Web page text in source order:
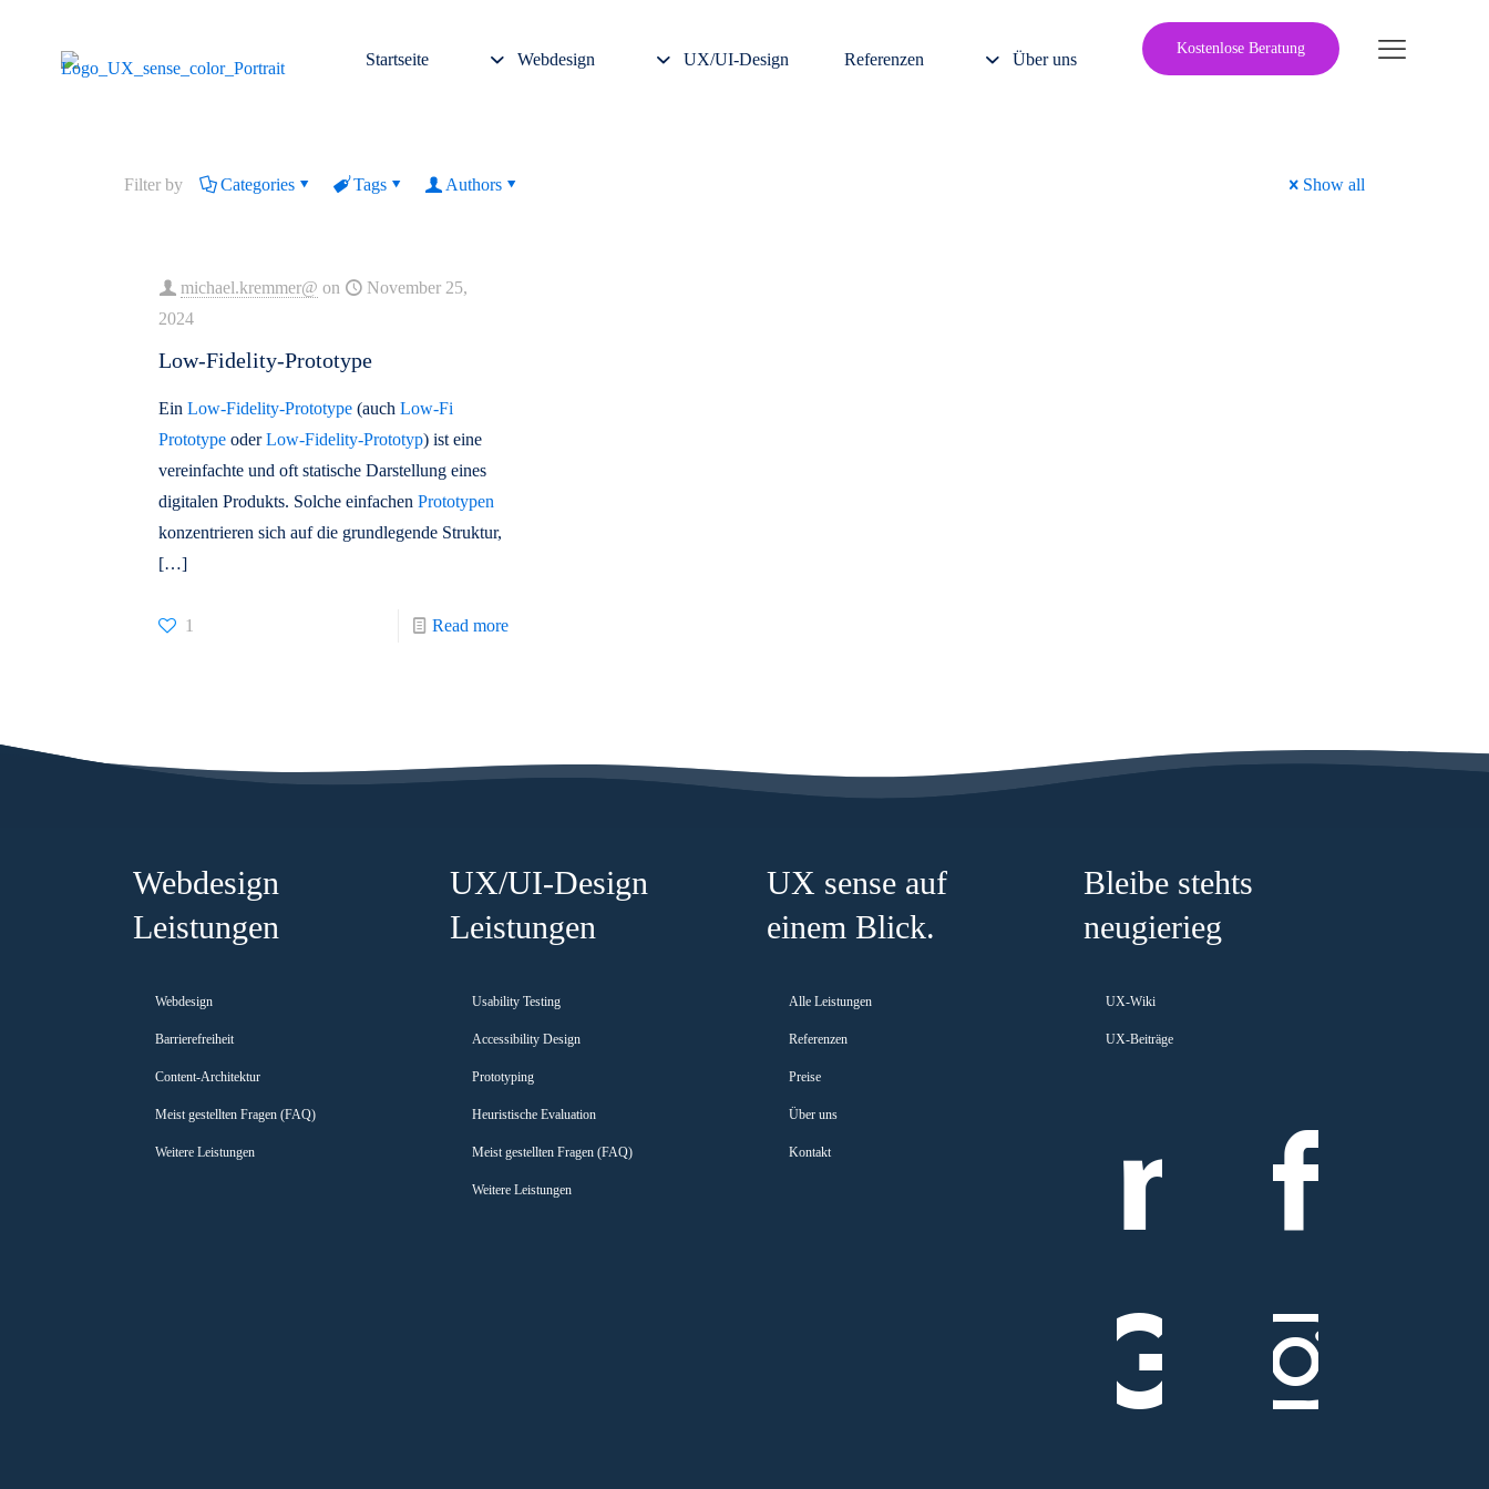
Startseite Webdesign UX/UI-Design Referenzen Über uns
Kostenlose Beratung
Filter by Categories Tags Authors Show all
michael.kremmer@ on
November 25,
2024
Low-Fidelity-Prototype
EinLow-Fidelity-Prototype (auchLow-Fi
Prototype oderLow-Fidelity-Prototyp) ist eine
vereinfachte und oft statische Darstellung eines
digitalen Produkts. Solche einfachenPrototypen
konzentrieren sich auf die grundlegende Struktur,
[…]
1 Read more-
Webdesign
Leistungen
Webdesign
Barrierefreiheit
Content-Architektur
Meist gestellten Fragen (FAQ)
Weitere Leistungen
UX/UI-Design
Leistungen
Usability Testing
Accessibility Design
Prototyping
Heuristische Evaluation
Meist gestellten Fragen (FAQ)
Weitere Leistungen
UX sense auf
einem Blick.
Alle Leistungen
Referenzen
Preise
Über uns
Kontakt
Bleibe stehts
neugierieg
UX-Wiki
UX-Beiträge